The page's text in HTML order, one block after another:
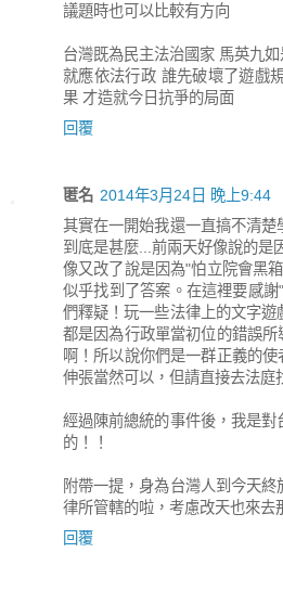
議題時也可以比較有方向
台灣既為民主法治國家 馬英九
就應依法行政 誰先破壞了遊戲
果 才造就今日抗爭的局面
回覆
匿名 2014年3月24日 晚上9:44
其實在一開始我還一直搞不清
到底是甚麼...前兩天好像說的是
像又改了說是因為"怕立院會黑
似乎找到了答案。在這裡要感
們釋疑！玩一些法律上的文字
都是因為行政單當初位的錯誤
啊！所以說你們是一群正義的
伸張當然可以，但請直接去法庭
經過陳前總統的事件後，我是
的！！
附帶一提，身為台灣人到今天
律所管轄的啦，考慮改天也來去
回覆